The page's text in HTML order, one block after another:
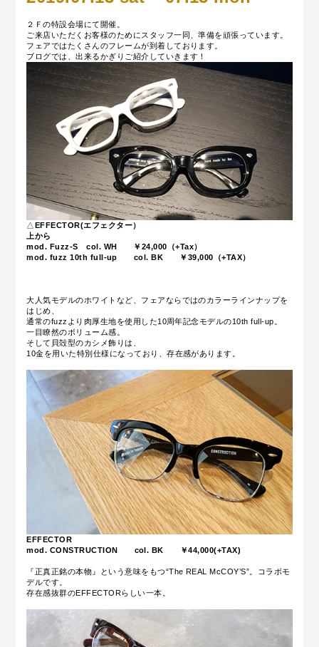
２Ｆの特設会場にて開催。
ご来店いただくお客様のためにスタッフ一同、準備を頑張っています。
フェアではたくさんのフレームが到着しております。
ブログでは、出来るかぎりご紹介していきます！
△ EFFECTOR(エフェクター）
上から
mod. Fuzz-Scol. WH ￥24,000（+Tax）
mod. fuzz 10th full-up col. BK ￥39,000（+TAX）
大人気モデルのホワイトなど、フェアならではのカラーラインナップを
はじめ、
通常のfuzzより肉厚生地を使用した10周年記念モデルの10th full-up。
一目瞭然のボリューム感。
そして貝殻型のカシメ飾りは、
10金を用いた特別仕様になっており、存在感があります。
EFFECTOR
mod. CONSTRUCTION col. BK ￥44,000(+TAX)
『正真正銘の本物』という意味をもつ“The REAL McCOY’S”。コラボモ
デルです。
存在感抜群のEFFECTORらしい一本。